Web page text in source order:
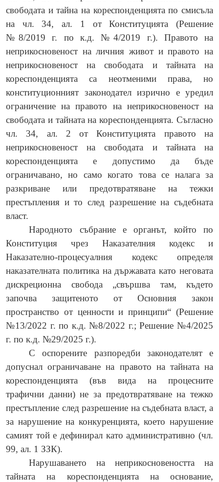
свободата и тайна на кореспонденцията по смисъла
на чл. 34, ал. 1 от Конституцията (Решение
№8/2019 г. по к.д. №4/2019 г.). Правото на
неприкосновеност на личния живот и правото на
неприкосновеност на свободата и тайната на
кореспонденцията са неотменими права, но
конституционният законодател изрично е уредил
ограничение на правото на неприкосновеност на
свободата и тайната на кореспонденцията. Съгласно
чл. 34, ал. 2 от Конституцията правото на
неприкосновеност на свободата и тайната на
кореспонденцията е допустимо да бъде
ограничавано, но само когато това се налага за
разкриване или предотвратяване на тежки
престъпления и то след разрешение на съдебната
власт.
Народното събрание е органът, който по
Конституция чрез Наказателния кодекс и
Наказателно-процесуалния кодекс определя
наказателната политика на държавата като неговата
дискреционна свобода „свършва там, където
започва защитеното от Основния закон
пространство от ценности и принципи“ (Решение
№13/2022 г. по к.д. №8/2022 г.; Решение №4/2025
г. по к.д. №29/2025 г.).
С оспорените разпоредби законодателят е
допуснал ограничаване на правото на тайната на
кореспонденцията (във вида на процесните
трафични данни) не за предотвратяване на тежко
престъпление след разрешение на съдебната власт, а
за нарушение на конкуренцията, което нарушение
самият той е дефинирал като административно (чл.
99, ал. 1 ЗЗК).
Нарушаването на неприкосновеността на
тайната на кореспонденцията на основание,